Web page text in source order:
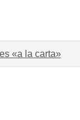
«a la carta»